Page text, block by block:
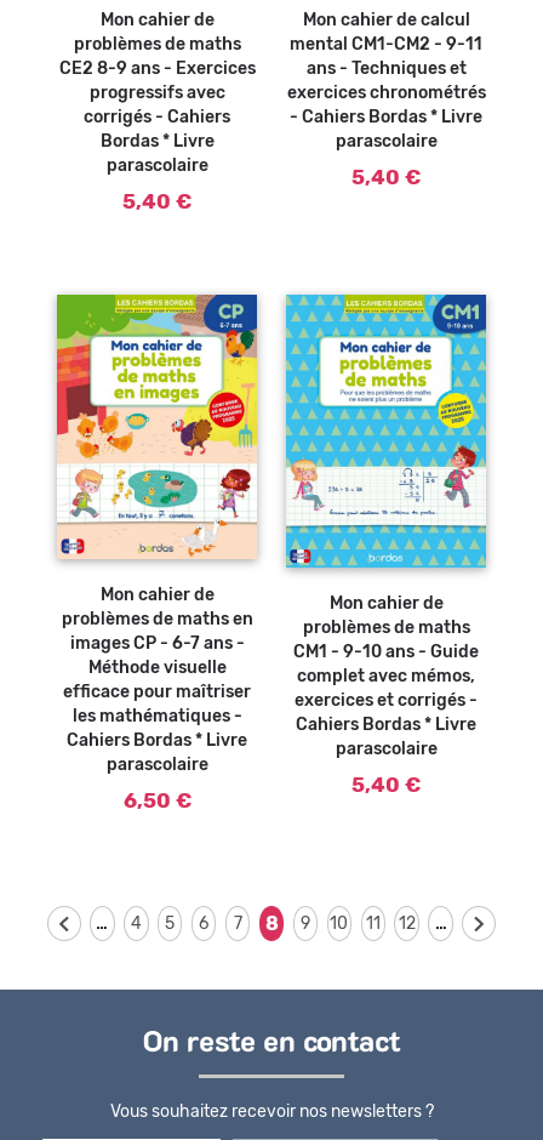
Mon cahier de
problèmes de maths
CE2 8-9 ans - Exercices
progressifs avec
corrigés - Cahiers
Bordas * Livre
parascolaire
5,40 €
Mon cahier de calcul
mental CM1-CM2 - 9-11
ans - Techniques et
exercices chronométrés
- Cahiers Bordas * Livre
parascolaire
5,40 €
Ajouter au
Mon cahier de
problèmes de maths en
images CP - 6-7 ans -
Méthode visuelle
efficace pour maîtriser
les mathématiques -
Cahiers Bordas * Livre
parascolaire
6,50 €
Ajouter au
Mon cahier de
problèmes de maths
CM1 - 9-10 ans - Guide
complet avec mémos,
exercices et corrigés -
Cahiers Bordas * Livre
parascolaire
5,40 €
… 4 5 6 7 8 9 10 11 12 …
On reste en contact
Vous souhaitez recevoir nos newsletters ?